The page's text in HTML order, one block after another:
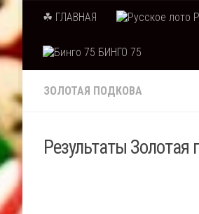
Skip to content
☘ ГЛАВНАЯ
БИНГО 75
ЗОЛОТАЯ ПОДКОВА
Результаты Золотая